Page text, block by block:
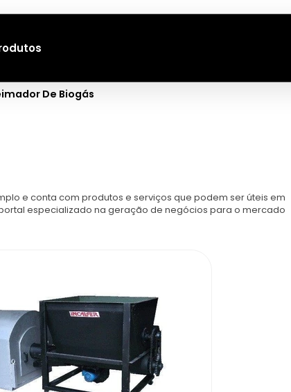
De Biogás
e conta com produtos e serviços que podem ser úteis em
especializado na geração de negócios para o mercado